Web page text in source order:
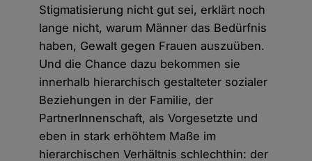
Stigmatisierung nicht gut sei, erklärt noch
lange nicht, warum Männer das Bedürfnis
haben, Gewalt gegen Frauen auszuüben.
Und die Chance dazu bekommen sie
innerhalb hierarchisch gestalteter sozialer
Beziehungen in der Familie, der
PartnerInnenschaft, als Vorgesetzte und
eben in stark erhöhtem Maße im
hierarchischen Verhältnis schlechthin: der